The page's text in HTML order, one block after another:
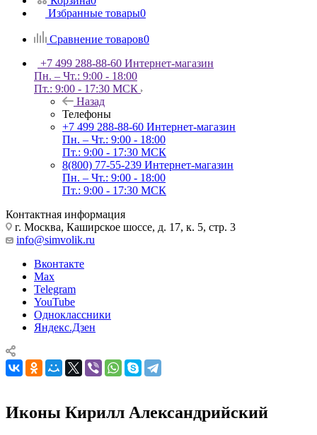
Избранные товары0
Сравнение товаров0
+7 499 288-88-60 Интернет-магазин
Пн. – Чт.: 9:00 - 18:00
Пт.: 9:00 - 17:30 МСК
Назад
Телефоны
+7 499 288-88-60 Интернет-магазин
Пн. – Чт.: 9:00 - 18:00
Пт.: 9:00 - 17:30 МСК
8(800) 77-55-239 Интернет-магазин
Пн. – Чт.: 9:00 - 18:00
Пт.: 9:00 - 17:30 МСК
Контактная информация
г. Москва, Каширское шоссе, д. 17, к. 5, стр. 3
info@simvolik.ru
Вконтакте
Max
Telegram
YouTube
Одноклассники
Яндекс.Дзен
Иконы Кирилл Александрийский